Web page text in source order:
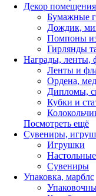
Декор помещения
Бумажные
Дождик,
Помпоны
Гирлянды
Награды, ленты,
Ленты и
Ордена,
Дипломы,
Кубки и
Посмотреть ещё
Сувениры,
Игрушки
Сувениры
Упаковка, марблс